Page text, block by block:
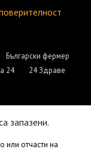
Български фермер
24
24 Здраве
запазени.
или отчасти на